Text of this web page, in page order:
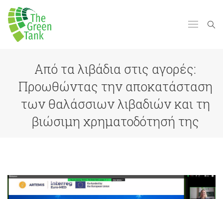
Από τα λιβάδια στις αγορές:
Προωθώντας την αποκατάσταση
των θαλάσσιων λιβαδιών και τη
βιώσιμη χρηματοδότησή της